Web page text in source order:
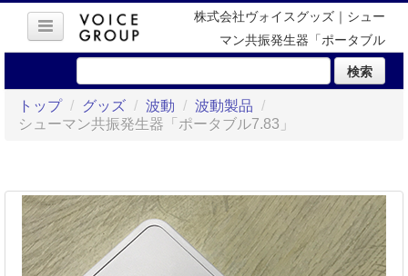
株式会社ヴォイスグッズ｜シュー
マン共振発生器「ポータブル
7.83」
検索
トップ / グッズ / 波動 / 波動製品 /
シューマン共振発生器「ポータブル7.83」